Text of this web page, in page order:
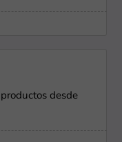
desde